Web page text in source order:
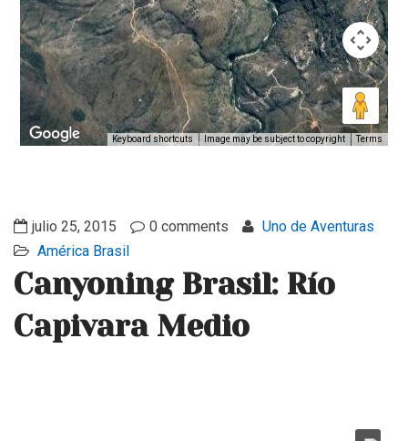
Keyboard shortcuts Image may be subject to copyright Terms
julio 25, 2015 0 comments
Uno de Aventuras
América Brasil
Canyoning Brasil: Río
Capivara Medio